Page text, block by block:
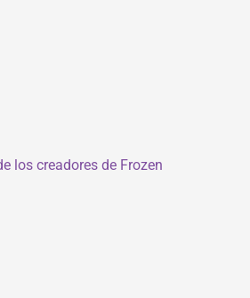
los creadores de Frozen